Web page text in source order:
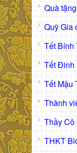
Quà
Quỹ Gia
Tết Bính
Tết Đinh
Tết Mậu
Thành
Thầy Cô
THKT